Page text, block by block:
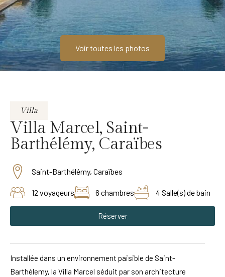
Voir toutes les photos
Villa
Villa Marcel, Saint-
Barthélémy, Caraïbes
Saint-Barthélémy, Caraïbes
12 voyageurs 6 chambres 4 Salle(s) de bain
Réserver
Installée dans un environnement paisible de Saint-
Barthélemy, la Villa Marcel séduit par son architecture